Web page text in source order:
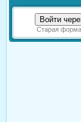
Войти
Старая